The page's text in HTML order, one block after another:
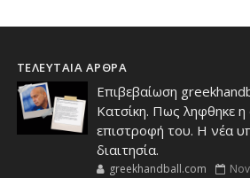
ΤΕΛΕΥΤΑΙΑ ΑΡΘΡΑ
Επιβεβαίωση
Κατσίκη. Πως ληφθηκε
επιστροφή του. Η νέα
διαιτησία.
greekhandball.com